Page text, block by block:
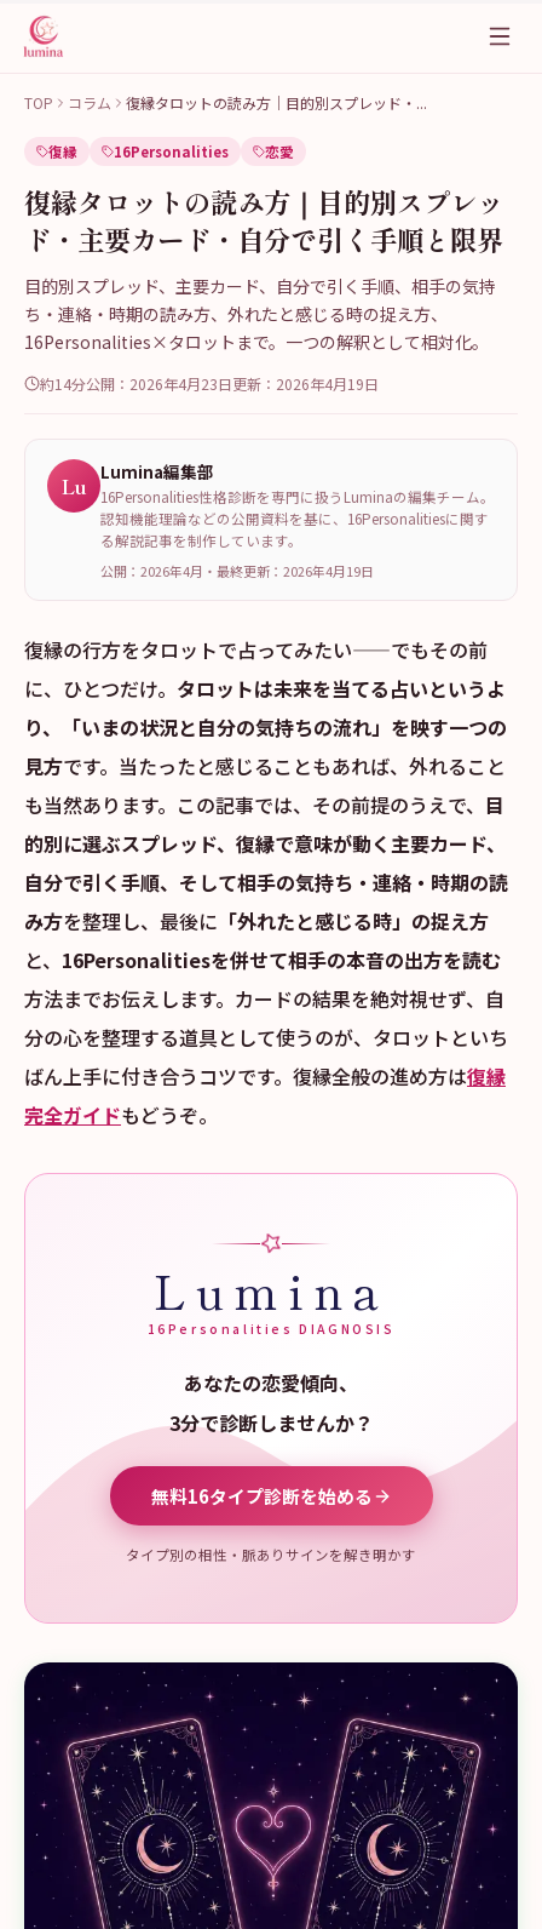
TOP コラム 復縁タロットの読み方｜目的別スプレッド・ ...
復縁 16Personalities 恋愛
復縁タロットの読み方｜目的別スプレッ
ド・主要カード・自分で引く手順と限界
目的別スプレッド、主要カード、自分で引く手順、相手の気持
ち・連絡・時期の読み方、外れたと感じる時の捉え方、
16Personalities×タロットまで。一つの解釈として相対化。
約14分公開： 2026年4月23日更新： 2026年4月19日
Lu Lumina編集部
16Personalities性格診断を専門に扱うLuminaの編集チーム。
認知機能理論などの公開資料を基に、16Personalitiesに関す
る解説記事を制作しています。
公開：2026年4月 ・ 最終更新： 2026年4月19日
復縁の行方をタロットで占ってみたい——でもその前
に、ひとつだけ。 タロットは未来を当てる占いというよ
り、「いまの状況と自分の気持ちの流れ」を映す一つの
見方です。当たったと感じることもあれば、外れること
も当然あります。この記事では、その前提のうえで、 目
的別に選ぶスプレッド、復縁で意味が動く主要カード、
自分で引く手順、そして相手の気持ち・連絡・時期の読
み方を整理し、最後に 「外れたと感じる時」の捉え方
と、 16Personalitiesを併せて相手の本音の出方を読む
方法までお伝えします。カードの結果を絶対視せず、自
分の心を整理する道具として使うのが、タロットといち
ばん上手に付き合うコツです。復縁全般の進め方は復縁
完全ガイドもどうぞ。
Lumina
16Personalities DIAGNOSIS
あなたの恋愛傾向、
3分で診断しませんか？
無料16タイプ診断を始める
タイプ別の相性・脈ありサインを解き明かす